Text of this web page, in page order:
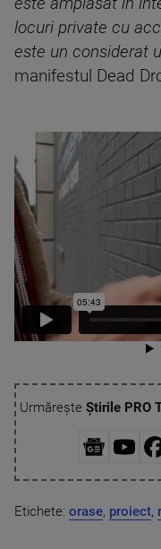
locuri private cu
este un considerat
manifestul Dead
Urmărește Știrile PRO
Etichete: orase, proiect,